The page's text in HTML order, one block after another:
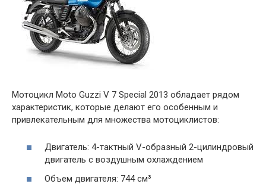
Мотоцикл Moto Guzzi V 7 Special 2013 обладает рядом
характеристик, которые делают его особенным и
привлекательным для множества мотоциклистов:
Двигатель: 4-тактный V-образный 2-цилиндровый
двигатель с воздушным охлаждением
Объем двигателя: 744 см³